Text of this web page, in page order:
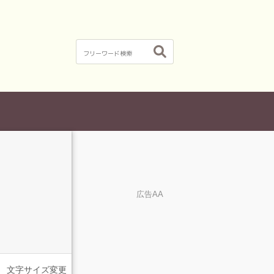
文字サイズ変更
広告AA